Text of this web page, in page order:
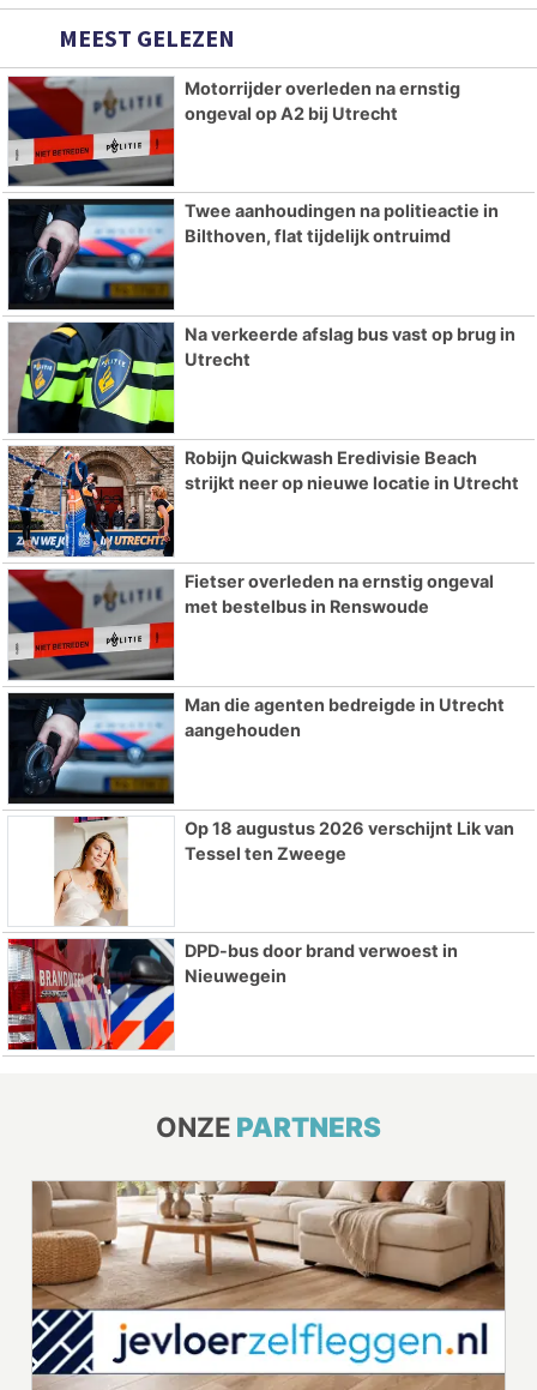
MEEST GELEZEN
Motorrijder overleden na ernstig
ongeval op A2 bij Utrecht
Twee aanhoudingen na politieactie in
Bilthoven, flat tijdelijk ontruimd
Na verkeerde afslag bus vast op brug in
Utrecht
Robijn Quickwash Eredivisie Beach
strijkt neer op nieuwe locatie in Utrecht
Fietser overleden na ernstig ongeval
met bestelbus in Renswoude
Man die agenten bedreigde in Utrecht
aangehouden
Op 18 augustus 2026 verschijnt Lik van
Tessel ten Zweege
DPD-bus door brand verwoest in
Nieuwegein
ONZE PARTNERS